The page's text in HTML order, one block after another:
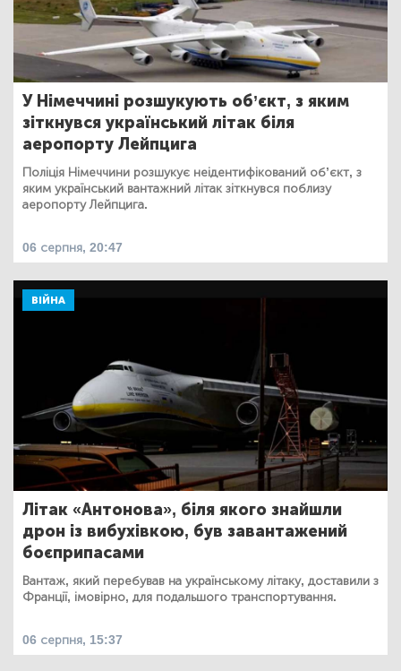
У Німеччині розшукують об’єкт, з яким
зіткнувся український літак біля
аеропорту Лейпцига
Поліція Німеччини розшукує неідентифікований об’єкт, з
яким український вантажний літак зіткнувся поблизу
аеропорту Лейпцига.
06 серпня, 20:47
ВІЙНА
Літак «Антонова», біля якого знайшли
дрон із вибухівкою, був завантажений
боєприпасами
Вантаж, який перебував на українському літаку, доставили з
Франції, імовірно, для подальшого транспортування.
06 серпня, 15:37